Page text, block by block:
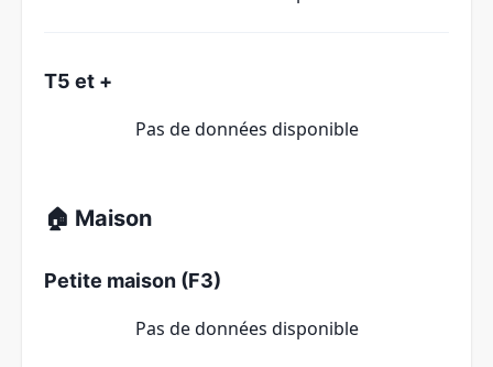
T5 et +
Pas de données disponible
🏠 Maison
Petite maison (F3)
Pas de données disponible